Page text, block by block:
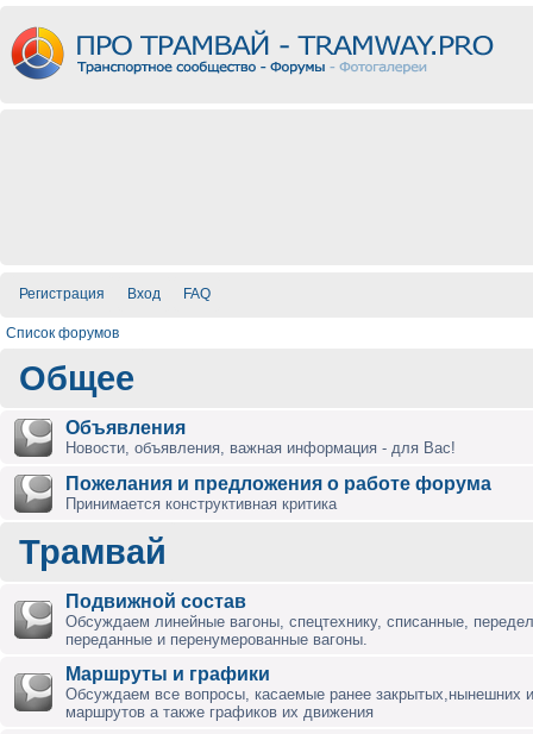
Регистрация Вход FAQ
Список форумов
Общее
Объявления
Новости, объявления, важная информация - для Вас!
Пожелания и предложения о работе форума
Принимается конструктивная критика
Трамвай
Подвижной состав
Обсуждаем линейные вагоны, спецтехнику, списанные,
переданные и перенумерованные вагоны.
Маршруты и графики
Обсуждаем все вопросы, касаемые ранее закрытых,нынешних
маршрутов а также графиков их движения